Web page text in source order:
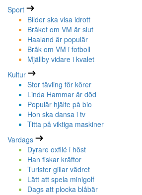
Sport
Bilder ska visa idrott
Bråket om VM är slut
Haaland är populär
Bråk om VM i fotboll
Mjällby vidare i kvalet
Kultur
Stor tävling för körer
Linda Hammar är död
Populär hjälte på bio
Hon ska dansa i tv
Titta på viktiga maskiner
Vardags
Dyrare oxfilé i höst
Han fiskar kräftor
Turister gillar vädret
Lätt att spela minigolf
Dags att plocka blåbär